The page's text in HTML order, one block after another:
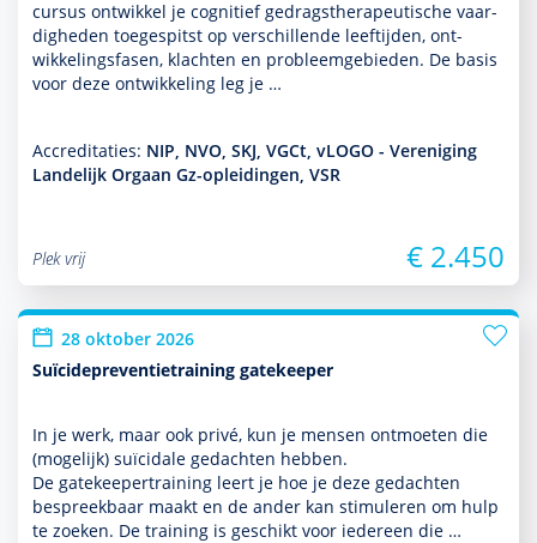
cursus ontwik­kel je cognitief gedrags­thera­peu­tische vaar­
dig­heden toegespitst op ver­schil­lende leeftijden, ont­
wikke­lingsfasen, klachten en probleemgebieden. De basis
voor deze ont­wikke­ling leg je …
Accreditaties: NIP, NVO, SKJ, VGCt, vLOGO - Vereniging
Landelijk Orgaan Gz-opleidingen, VSR
Plek vrij € 2.450
28 oktober 2026
Suïcidepreventietraining gatekeeper
In je werk, maar ook privé, kun je mensen ontmoeten die
(moge­lijk) suïcidale gedachten hebben.
De gatekeepertraining leert je hoe je deze gedachten
bespreekbaar maakt en de ander kan stimuleren om hulp
te zoeken. De training is geschikt voor iedereen die …